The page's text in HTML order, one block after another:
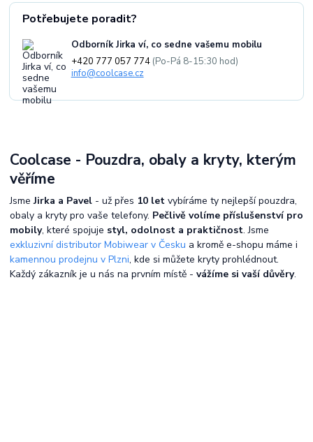
Potřebujete poradit?
Odborník Jirka ví, co sedne vašemu mobilu
+420 777 057 774 (Po-Pá 8-15:30 hod)
info@coolcase.cz
Coolcase - Pouzdra, obaly a kryty, kterým
věříme
JsmeJirka a Pavel - už přes 10 let vybíráme ty nejlepší pouzdra,
obaly a kryty pro vaše telefony. Pečlivě volíme příslušenství pro
mobily, které spojuje styl, odolnost a praktičnost. Jsme
exkluzivní distributor Mobiwear v Česku a kromě e-shopu máme i
kamennou prodejnu v Plzni, kde si můžete kryty prohlédnout.
Každý zákazník je u nás na prvním místě - vážíme si vaší důvěry.